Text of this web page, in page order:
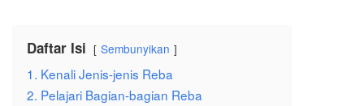
Daftar Isi Sembunyikan
1. Kenali Jenis-jenis Reba
2. Pelajari Bagian-bagian Reba